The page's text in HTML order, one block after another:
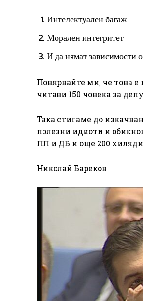
Интелектуален багаж
Морален интегритет
И да нямат зависимости
Повярвайте ми, че това
читави 150 човека за
Така стигаме до
полезни идиоти и
ПП и ДБ и още 200
Николай Бареков